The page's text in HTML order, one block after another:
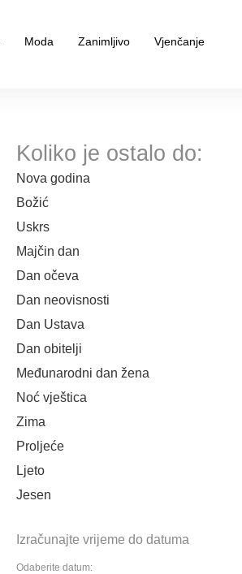
Moda Zanimljivo Vjenčanje
Koliko je ostalo do:
Nova godina
Božić
Uskrs
Majčin dan
Dan očeva
Dan neovisnosti
Dan Ustava
Dan obitelji
Međunarodni dan žena
Noć vještica
Zima
Proljeće
Ljeto
Jesen
Izračunajte vrijeme do datuma
Odaberite datum: